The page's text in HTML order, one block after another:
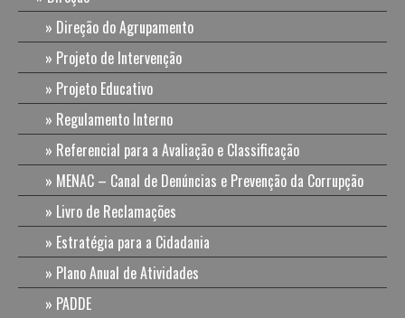
Direção do Agrupamento
Projeto de Intervenção
Projeto Educativo
Regulamento Interno
Referencial para a Avaliação e Classificação
MENAC – Canal de Denúncias e Prevenção da Corrupção
Livro de Reclamações
Estratégia para a Cidadania
Plano Anual de Atividades
PADDE